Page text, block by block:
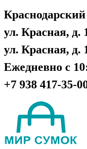
ул. Красная, д.
ул. Красная, д.
Ежедневно с
+7 938 417-35-